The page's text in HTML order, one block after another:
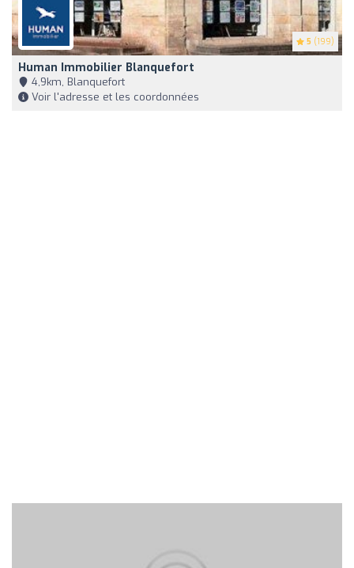
5 (199)
Human Immobilier Blanquefort
4,9km, Blanquefort
Voir l'adresse et les coordonnées